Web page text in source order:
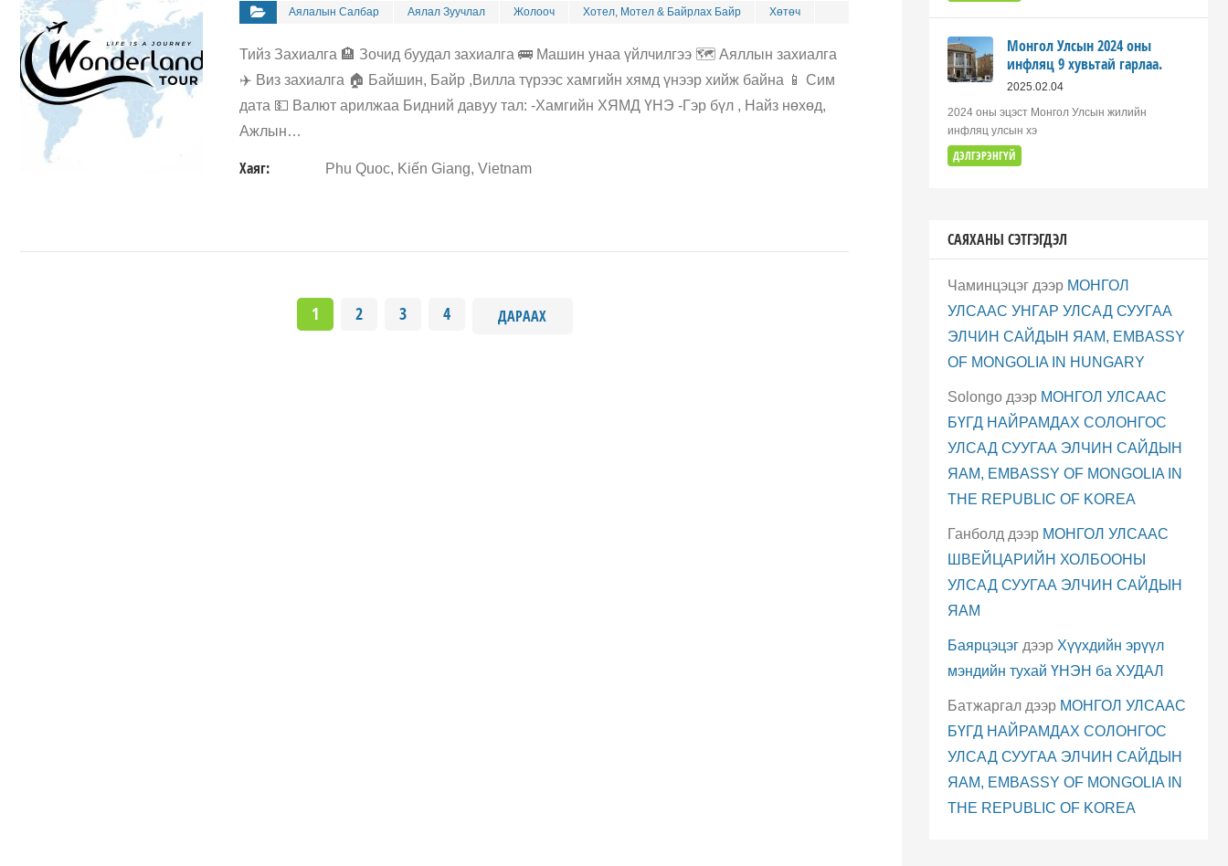
Аялалын Салбар Аялал Зуучлал Жолооч Хотел, Мотел & Байрлах Байр Хөтөч
Тийз Захиалга 🏨 Зочид буудал захиалга 🚌 Машин унаа үйлчилгээ 🗺️ Аяллын захиалга
✈️ Виз захиалга 🏠 Байшин, Байр ,Вилла түрээс хамгийн хямд үнээр хийж байна 📱 Сим
дата 💵 Валют арилжаа Бидний давуу тал: -Хамгийн ХЯМД ҮНЭ -Гэр бүл , Найз нөхөд,
Ажлын…
Хаяг: Phu Quoc, Kiến Giang, Vietnam
1 2 3 4 ДАРААХ
Монгол Улсын 2024 оны
инфляц 9 хувьтай гарлаа.
2025.02.04
2024 оны эцэст Монгол Улсын жилийн
инфляц улсын хэ
ДЭЛГЭРЭНГҮЙ
САЯХАНЫ СЭТГЭГДЭЛ
Чаминцэцэгдээр МОНГОЛ
УЛСААС УНГАР УЛСАД СУУГАА
ЭЛЧИН САЙДЫН ЯАМ, EMBASSY
OF MONGOLIA IN HUNGARY
Solongoдээр МОНГОЛ УЛСААС
БҮГД НАЙРАМДАХ СОЛОНГОС
УЛСАД СУУГАА ЭЛЧИН САЙДЫН
ЯАМ, EMBASSY OF MONGOLIA IN
THE REPUBLIC OF KOREA
Ганболд дээр МОНГОЛ УЛСААС
ШВЕЙЦАРИЙН ХОЛБООНЫ
УЛСАД СУУГАА ЭЛЧИН САЙДЫН
ЯАМ
Баярцэцэгдээр Хүүхдийн эрүүл
мэндийн тухай ҮНЭН ба ХУДАЛ
Батжаргалдээр МОНГОЛ УЛСААС
БҮГД НАЙРАМДАХ СОЛОНГОС
УЛСАД СУУГАА ЭЛЧИН САЙДЫН
ЯАМ, EMBASSY OF MONGOLIA IN
THE REPUBLIC OF KOREA